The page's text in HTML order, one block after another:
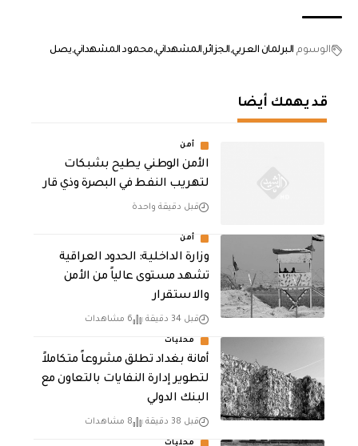
الوسوم البرلمان العربي الجزائر المشهداني محمود المشهداني يصل
قد يهمك أيضا
أمن
الأمن الوطني يطيح بشبكات
لتهريب النفط في البصرة وذي قار
قبل دقيقة واحدة
أمن
وزارة الداخلية: الحدود العراقية
تشهد مستوى عالياً من الأمن
والاستقرار
قبل 34 دقيقة 6 مشاهدات
محليات
أمانة بغداد تطلق مشروعاً متكاملاً
لتطوير إدارة النفايات بالتعاون مع
البنك الدولي
قبل 38 دقيقة 8 مشاهدات
محليات